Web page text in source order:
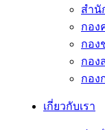
สำนั
กอง
กอง
กอง
กอง
เกี่ยวกับเรา